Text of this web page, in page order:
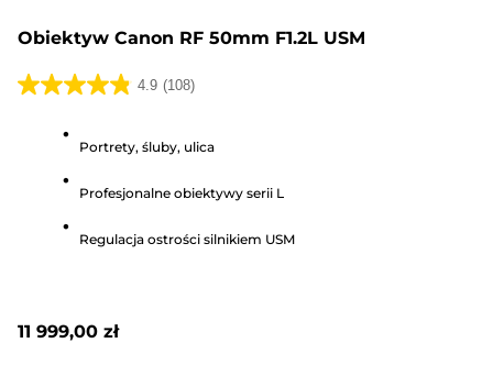
Obiektyw Canon RF 50mm F1.2L USM
4.9 (108)
4.9
gwiazdek.
Recenzji
Portrety, śluby, ulica
Profesjonalne obiektywy serii L
Regulacja ostrości silnikiem USM
11 999,00 zł